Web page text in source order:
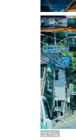
掲載雑誌・書
『街歩き研
ム、和風バ
掲載
コラム